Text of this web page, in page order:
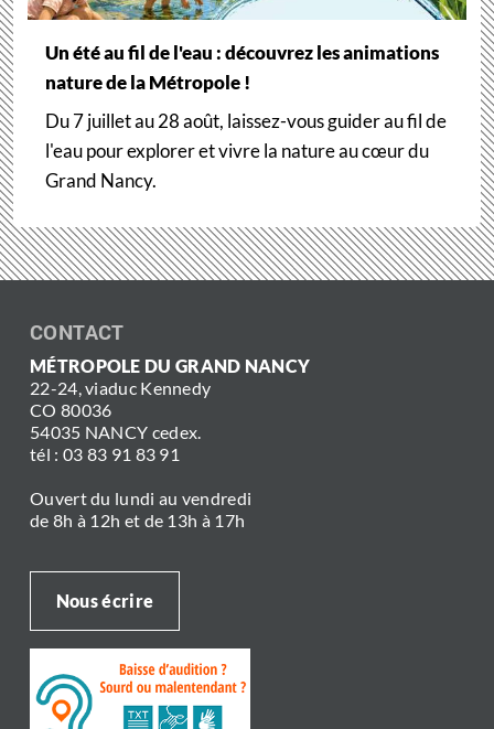
Un été au fil de l'eau : découvrez les animations
nature de la Métropole !
Du 7 juillet au 28 août, laissez-vous guider au fil de
l'eau pour explorer et vivre la nature au cœur du
Grand Nancy.
CONTACT
MÉTROPOLE DU GRAND NANCY
22-24, viaduc Kennedy
CO 80036
54035 NANCY cedex.
tél : 03 83 91 83 91
Ouvert du lundi au vendredi
de 8h à 12h et de 13h à 17h
Nous écrire